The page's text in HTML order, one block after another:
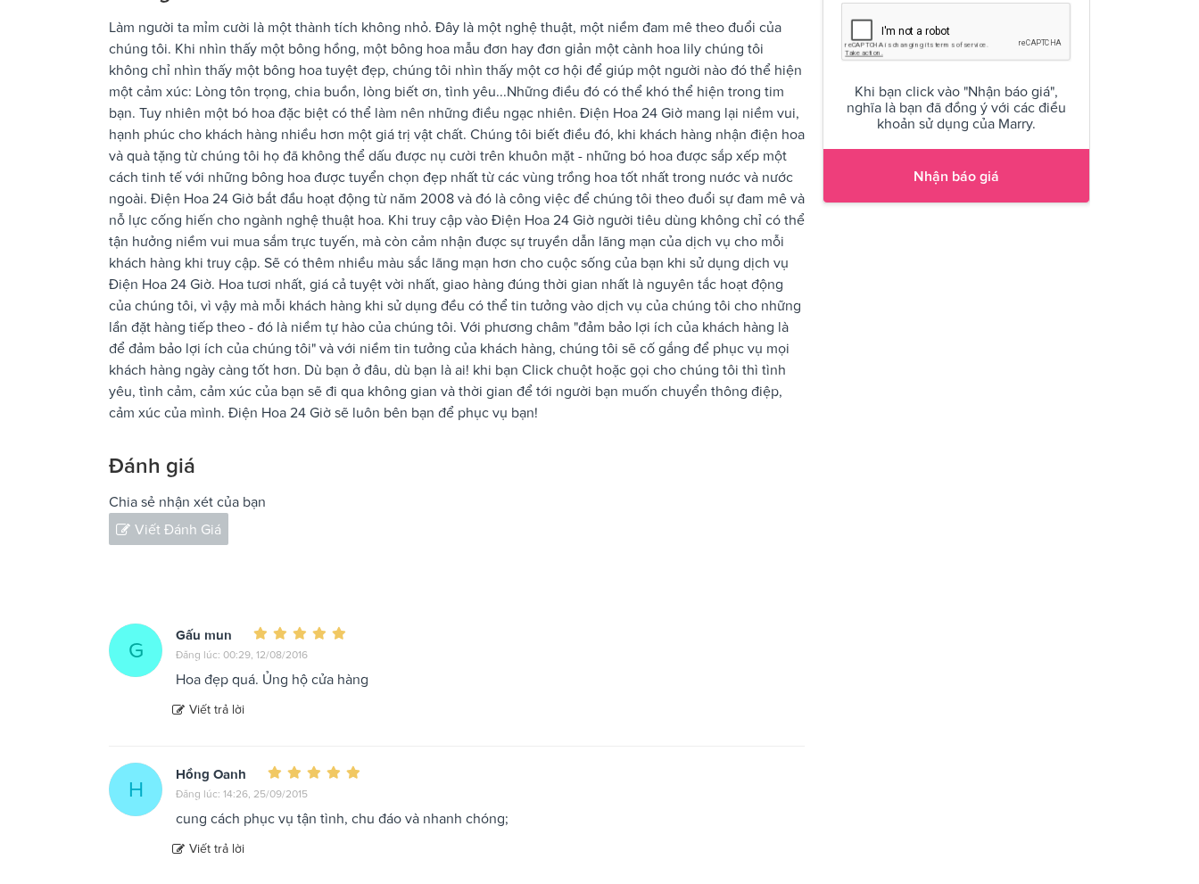
Làm người ta mỉm cười là một thành tích không nhỏ. Đây là một nghệ thuật, một niềm đam mê theo đuổi của
chúng tôi. Khi nhìn thấy một bông hồng, một bông hoa mẫu đơn hay đơn giản một cành hoa lily chúng tôi
không chỉ nhìn thấy một bông hoa tuyệt đẹp, chúng tôi nhìn thấy một cơ hội để giúp một người nào đó thể hiện
một cảm xúc: Lòng tôn trọng, chia buồn, lòng biết ơn, tình yêu...Những điều đó có thể khó thể hiện trong tim
bạn. Tuy nhiên một bó hoa đặc biệt có thể làm nên những điều ngạc nhiên. Điện Hoa 24 Giờ mang lại niềm vui,
hạnh phúc cho khách hàng nhiều hơn một giá trị vật chất. Chúng tôi biết điều đó, khi khách hàng nhận điện hoa
và quà tặng từ chúng tôi họ đã không thể dấu được nụ cười trên khuôn mặt - những bó hoa được sắp xếp một
cách tinh tế với những bông hoa được tuyển chọn đẹp nhất từ các vùng trồng hoa tốt nhất trong nước và nước
ngoài. Điện Hoa 24 Giờ bắt đầu hoạt động từ năm 2008 và đó là công việc để chúng tôi theo đuổi sự đam mê và
nỗ lực cống hiến cho ngành nghệ thuật hoa. Khi truy cập vào Điện Hoa 24 Giờ người tiêu dùng không chỉ có thể
tận hưởng niềm vui mua sắm trực tuyến, mà còn cảm nhận được sự truyền dẫn lãng mạn của dịch vụ cho mỗi
khách hàng khi truy cập. Sẽ có thêm nhiều màu sắc lãng mạn hơn cho cuộc sống của bạn khi sử dụng dịch vụ
Điện Hoa 24 Giờ. Hoa tươi nhất, giá cả tuyệt vời nhất, giao hàng đúng thời gian nhất là nguyên tắc hoạt động
của chúng tôi, vì vậy mà mỗi khách hàng khi sử dụng đều có thể tin tưởng vào dịch vụ của chúng tôi cho những
lần đặt hàng tiếp theo - đó là niềm tự hào của chúng tôi. Với phương châm "đảm bảo lợi ích của khách hàng là
để đảm bảo lợi ích của chúng tôi" và với niềm tin tưởng của khách hàng, chúng tôi sẽ cố gắng để phục vụ mọi
khách hàng ngày càng tốt hơn. Dù bạn ở đâu, dù bạn là ai! khi bạn Click chuột hoặc gọi cho chúng tôi thì tình
yêu, tình cảm, cảm xúc của bạn sẽ đi qua không gian và thời gian để tới người bạn muốn chuyển thông điệp,
cảm xúc của mình. Điện Hoa 24 Giờ sẽ luôn bên bạn để phục vụ bạn!
Đánh giá
Chia sẻ nhận xét của bạn
Viết Đánh Giá
G
Gấu mun
Đăng lúc: 00:29, 12/08/2016
Hoa đẹp quá. Ủng hộ cửa hàng
Viết trả lời
H
Hồng Oanh
Đăng lúc: 14:26, 25/09/2015
cung cách phục vụ tận tình, chu đáo và nhanh chóng;
Viết trả lời
Khi bạn click vào "Nhận báo giá",
nghĩa là bạn đã đồng ý với các điều
khoản sử dụng của Marry.
Nhận báo giá